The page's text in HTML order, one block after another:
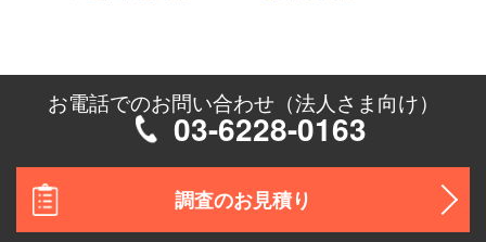
お電話でのお問い合わせ（法人さま向け）
03-6228-0163
調査のお見積り